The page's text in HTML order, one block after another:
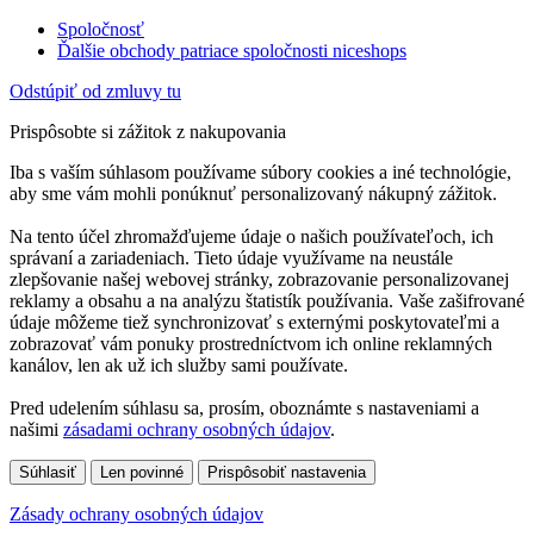
Spoločnosť
Ďalšie obchody patriace spoločnosti niceshops
Odstúpiť od zmluvy tu
Prispôsobte si zážitok z nakupovania
Iba s vaším súhlasom používame súbory cookies a iné technológie,
aby sme vám mohli ponúknuť personalizovaný nákupný zážitok.
Na tento účel zhromažďujeme údaje o našich používateľoch, ich
správaní a zariadeniach. Tieto údaje využívame na neustále
zlepšovanie našej webovej stránky, zobrazovanie personalizovanej
reklamy a obsahu a na analýzu štatistík používania. Vaše zašifrované
údaje môžeme tiež synchronizovať s externými poskytovateľmi a
zobrazovať vám ponuky prostredníctvom ich online reklamných
kanálov, len ak už ich služby sami používate.
Pred udelením súhlasu sa, prosím, oboznámte s nastaveniami a
našimi zásadami ochrany osobných údajov.
Súhlasiť Len povinné Prispôsobiť nastavenia
Zásady ochrany osobných údajov